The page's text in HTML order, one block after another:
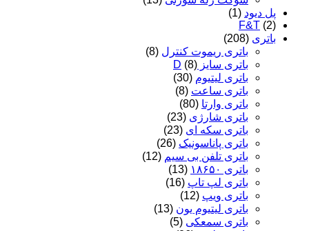
پل دیود (1)
F&T (2)
باتری (208)
باتری ریموت کنترل (8)
باتری سایز D (8)
باتری لیتیوم (30)
باتری ساعت (8)
باتری وارتا (80)
باتری شارژی (23)
باتری سکه ای (23)
باتری پاناسونیک (26)
باتری تلفن بی سیم (12)
باتری ۱۸۶۵۰
(13)
باتری لپ تاپ (16)
باتری ویپ (12)
باتری لیتیوم یون (13)
باتری سمعکی (5)